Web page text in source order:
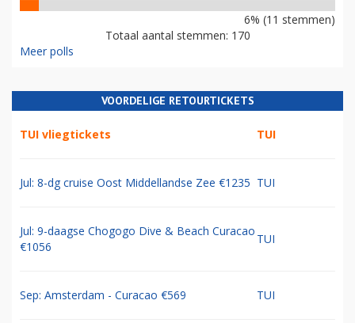
6% (11 stemmen)
Totaal aantal stemmen: 170
Meer polls
VOORDELIGE RETOURTICKETS
TUI vliegtickets TUI
Jul: 8-dg cruise Oost Middellandse Zee €1235 TUI
Jul: 9-daagse Chogogo Dive & Beach Curacao
€1056
TUI
Sep: Amsterdam - Curacao €569 TUI